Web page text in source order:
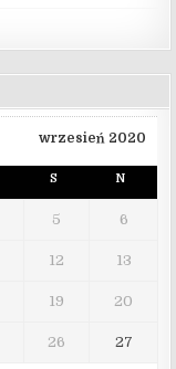
wrzesień 2020
S N
5 6
12 13
19 20
26 27